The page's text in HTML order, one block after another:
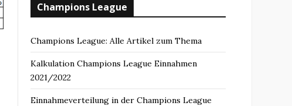
Champions League
Champions League: Alle Artikel zum Thema
Kalkulation Champions League Einnahmen
2021/2022
Einnahmeverteilung in der Champions League